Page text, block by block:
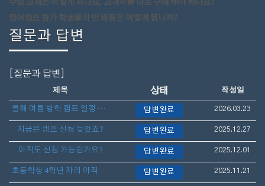
수업 교재는 어떻게 되나요, 교과서를 따로 구매 해야 하나요?
영어캠프 참가 학생들의 반 배정은 어떻게 됩니까?
질문과 답변
[질문과 답변]
제목 상태 작성일
올해 여름 방학 캠프 일정 언제 나오나요? 답변완료 2026.03.23
지금은 캠프 신청 늦었죠? 답변완료 2025.12.27
아직도 신청 가능한가요? 답변완료 2025.12.01
초등학생 4학년 자리 아직도 가능할까요? 답변완료 2025.11.21